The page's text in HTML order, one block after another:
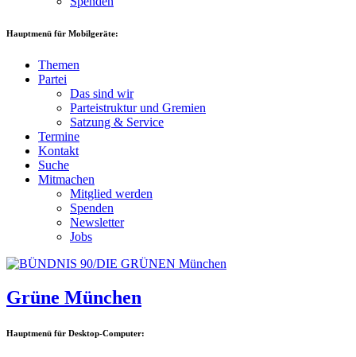
Hauptmenü für Mobilgeräte:
Themen
Partei
Das sind wir
Parteistruktur und Gremien
Satzung & Service
Termine
Kontakt
Suche
Mitmachen
Mitglied werden
Spenden
Newsletter
Jobs
Grüne München
Hauptmenü für Desktop-Computer: